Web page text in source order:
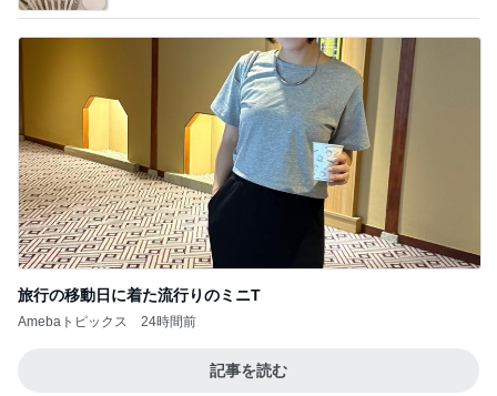
旅行の移動日に着た流行りのミニT
Amebaトピックス 24時間前
記事を読む